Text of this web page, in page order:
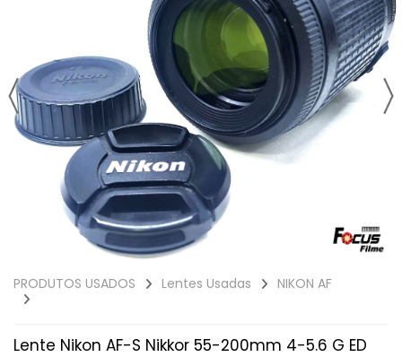
PRODUTOS USADOS Lentes Usadas NIKON AF
Lente Nikon AF-S Nikkor 55-200mm 4-5.6 G ED